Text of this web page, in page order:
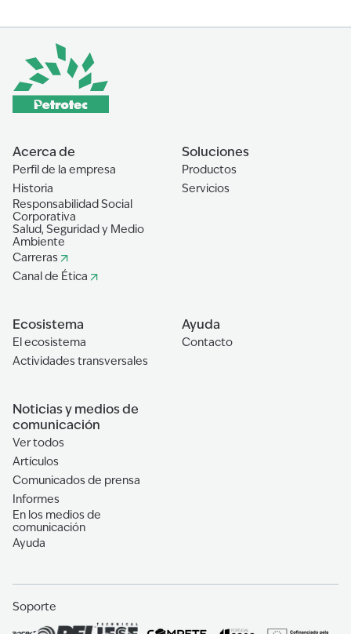
Acerca de
Perfil de la empresa
Historia
Responsabilidad Social
Corporativa
Salud, Seguridad y Medio
Ambiente
Carreras
Canal de Ética
Soluciones
Productos
Servicios
Ecosistema
El ecosistema
Actividades transversales
Ayuda
Contacto
Noticias y medios de
comunicación
Ver todos
Artículos
Comunicados de prensa
Informes
En los medios de
comunicación
Ayuda
Soporte